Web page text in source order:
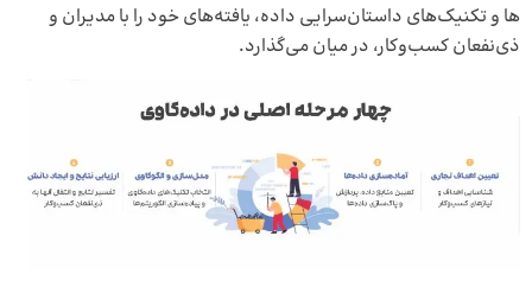
ها و تکنیک‌های داستان‌سرایی داده، یافته‌های خود را با مدیران و
ذی‌نفعان کسب‌وکار، در میان می‌گذارد.